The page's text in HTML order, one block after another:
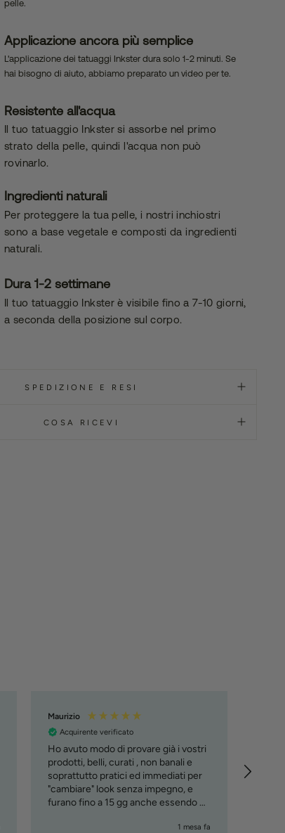
pelle.
Applicazione ancora più semplice
L'applicazione dei tatuaggi Inkster dura solo 1-2 minuti. Se
hai bisogno di aiuto, abbiamo preparato un video per te.
Resistente all'acqua
Il tuo tatuaggio Inkster si assorbe nel primo
strato della pelle, quindi l'acqua non può
rovinarlo.
Ingredienti naturali
Per proteggere la tua pelle, i nostri inchiostri
sono a base vegetale e composti da ingredienti
naturali.
Dura 1-2 settimane
Il tuo tatuaggio Inkster è visibile fino a 7-10 giorni,
a seconda della posizione sul corpo.
SPEDIZIONE E RESI
COSA RICEVI
Maurizio
Acquirente verificato
Ho avuto modo di provare già i vostri
prodotti, belli, curati , non banali e
soprattutto pratici ed immediati per
"cambiare" look senza impegno, e
furano fino a 15 gg anche essendo al
1 mesa fa